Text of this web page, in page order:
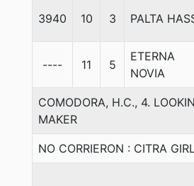
3940 10 3 PALTA
---- 11 5
ETERNA
NOVIA
COMODORA, H.C., 4.
MAKER
NO CORRIERON : CITRA